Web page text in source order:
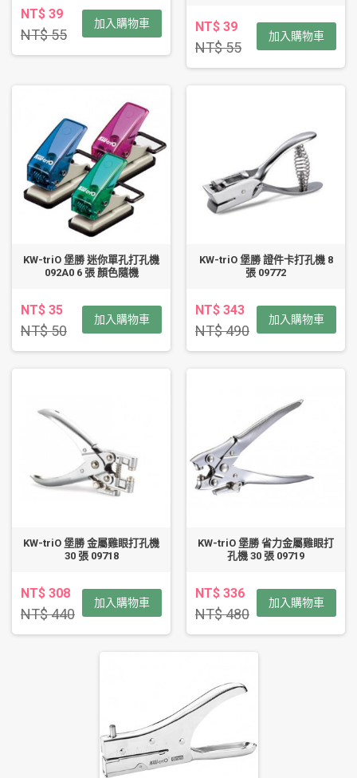
NT$ 39
NT$ 55
加入購物車 NT$ 39
NT$ 55
加入購物車
KW-triO 堡勝 迷你單孔打孔機
092A0 6 張 顏色隨機
NT$ 35
NT$ 50
加入購物車
KW-triO 堡勝 證件卡打孔機 8
張 09772
NT$ 343
NT$ 490
加入購物車
KW-triO 堡勝 金屬雞眼打孔機
30 張 09718
NT$ 308
NT$ 440
加入購物車
KW-triO 堡勝 省力金屬雞眼打
孔機 30 張 09719
NT$ 336
NT$ 480
加入購物車